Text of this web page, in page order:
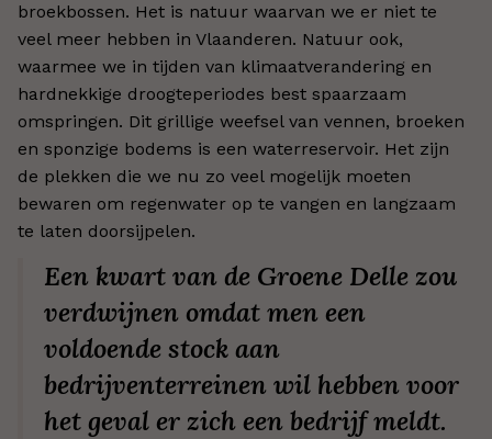
broekbossen. Het is natuur waarvan we er niet te
veel meer hebben in Vlaanderen. Natuur ook,
waarmee we in tijden van klimaatverandering en
hardnekkige droogteperiodes best spaarzaam
omspringen. Dit grillige weefsel van vennen, broeken
en sponzige bodems is een waterreservoir. Het zijn
de plekken die we nu zo veel mogelijk moeten
bewaren om regenwater op te vangen en langzaam
te laten doorsijpelen.
Een kwart van de Groene Delle zou
verdwijnen omdat men een
voldoende stock aan
bedrijventerreinen wil hebben voor
het geval er zich een bedrijf meldt.